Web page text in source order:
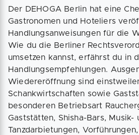
Der DEHOGA Berlin hat eine
Gastronomen und Hoteliers
Handlungsanweisungen für die
Wie du die Berliner
umsetzen kannst, erfährst du in
Handlungsempfehlungen.
Wiedereröffnung sind
Schankwirtschaften sowie
besonderen Betriebsart
Gaststätten, Shisha-Bars, Musik-
Tanzdarbietungen,